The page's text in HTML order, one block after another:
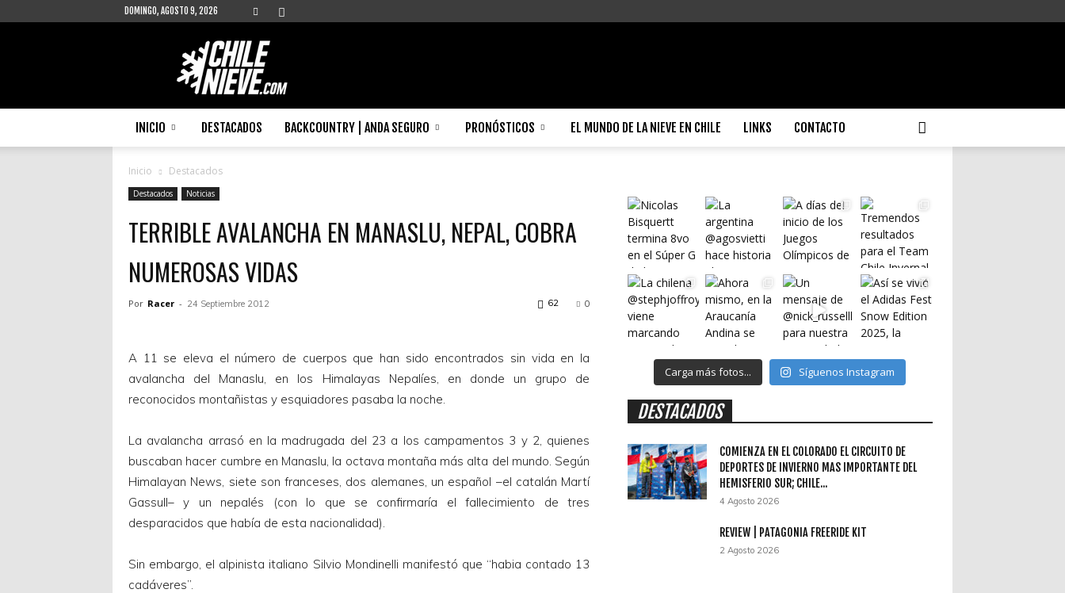
DOMINGO, AGOSTO 9, 2026
Chilenieve
INICIO DESTACADOS BACKCOUNTRY | ANDA SEGURO PRONÓSTICOS EL MUNDO DE LA NIEVE EN CHILE LINKS CONTACTO
Inicio Destacados
Destacados Noticias
TERRIBLE AVALANCHA EN MANASLU, NEPAL, COBRA
NUMEROSAS VIDAS
Por Racer - 24 Septiembre 2012 0
62
A 11 se eleva el número de cuerpos que han sido encontrados sin vida en la
avalancha del Manaslu, en los Himalayas Nepalíes, en donde un grupo de
reconocidos montañistas y esquiadores pasaba la noche.
La avalancha arrasó en la madrugada del 23 a los campamentos 3 y 2, quienes
buscaban hacer cumbre en Manaslu, la octava montaña más alta del mundo. Según
Himalayan News, siete son franceses, dos alemanes, un español –el catalán Martí
Gassull– y un nepalés (con lo que se confirmaría el fallecimiento de tres
desparacidos que había de esta nacionalidad).
Sin embargo, el alpinista italiano Silvio Mondinelli manifestó que “habia contado 13
cadáveres”.
Carga más fotos... Síguenos Instagram
DESTACADOS
COMIENZA EN EL COLORADO EL CIRCUITO DE
DEPORTES DE INVIERNO MAS IMPORTANTE DEL
HEMISFERIO SUR; CHILE...
4 Agosto 2026
REVIEW | PATAGONIA FREERIDE KIT
2 Agosto 2026